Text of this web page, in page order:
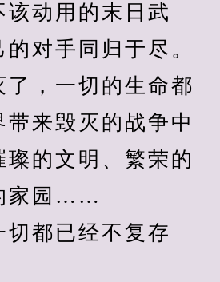
该动用的末日武
对手同归于尽。
，一切的生命都
来毁灭的战争中
的文明、繁荣的
家园……
都已经不复存